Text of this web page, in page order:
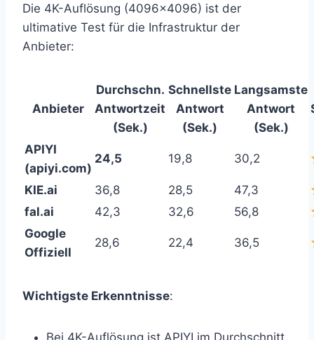
Die 4K-Auflösung (4096×4096) ist der
ultimative Test für die Infrastruktur der
Anbieter:
Anbieter
Durchschn.
Antwortzeit
(Sek.)
Schnellste
Antwort
(Sek.)
Langsamste
Antwort
(Sek.)
APIYI
(apiyi.com)
24,5 19,8 30,2
KIE.ai 36,8 28,5
47,3
fal.ai
42,3 32,6
56,8
Google
Offiziell
28,6 22,4 36,5
Wichtigste Erkenntnisse:
Bei 4K-Auflösung ist APIYI im Durchschnitt